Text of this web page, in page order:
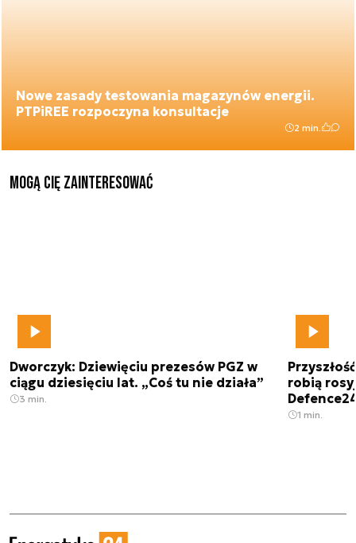
Nowe zasady testowania magazynów energii.
PTPiREE rozpoczyna konsultacje
2 min.
Mogą Cię zainteresować
Dworczyk: Dziewięciu prezesów PGZ w
ciągu dziesięciu lat. „Coś tu nie działa”
3 min.
robią
1 min.